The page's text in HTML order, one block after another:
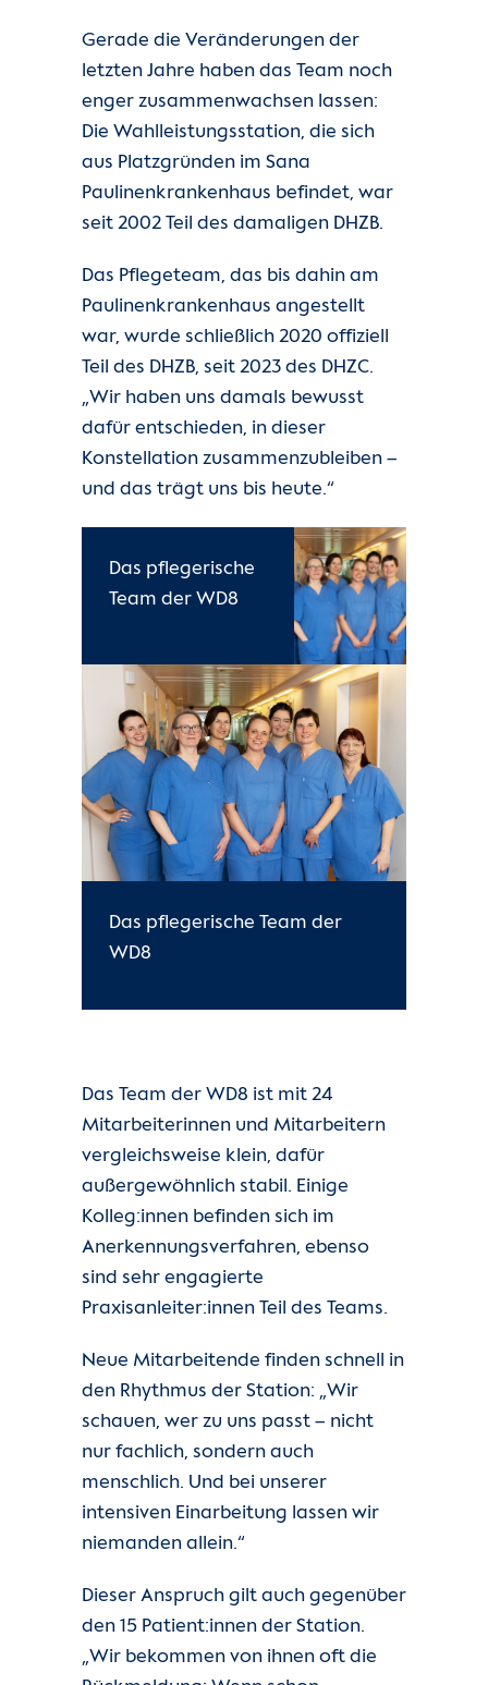
Herzatlas
Forschung
Über uns
Internationale Patienten
Einblicke
Gerade die Veränderungen der
letzten Jahre haben das Team noch
enger zusammenwachsen lassen:
Die Wahlleistungsstation, die sich
aus Platzgründen im Sana
Paulinenkrankenhaus befindet, war
seit 2002 Teil des damaligen DHZB.
Das Pflegeteam, das bis dahin am
Paulinenkrankenhaus angestellt
war, wurde schließlich 2020 offiziell
Teil des DHZB, seit 2023 des DHZC.
„Wir haben uns damals bewusst
dafür entschieden, in dieser
Konstellation zusammenzubleiben –
und das trägt uns bis heute.“
Das pflegerische
Team der WD8
Das pflegerische Team der
WD8
Das Team der WD8 ist mit 24
Mitarbeiterinnen und Mitarbeitern
vergleichsweise klein, dafür
außergewöhnlich stabil. Einige
Kolleg:innen befinden sich im
Anerkennungsverfahren, ebenso
sind sehr engagierte
Praxisanleiter:innen Teil des Teams.
Neue Mitarbeitende finden schnell in
den Rhythmus der Station: „Wir
schauen, wer zu uns passt – nicht
nur fachlich, sondern auch
menschlich. Und bei unserer
intensiven Einarbeitung lassen wir
niemanden allein.“
Dieser Anspruch gilt auch gegenüber
den 15 Patient:innen der Station.
„Wir bekommen von ihnen oft die